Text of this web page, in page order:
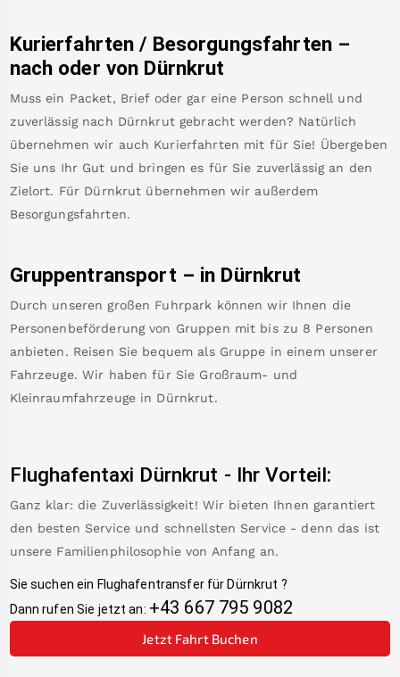
Kurierfahrten / Besorgungsfahrten –
nach oder von Dürnkrut
Muss ein Packet, Brief oder gar eine Person schnell und
zuverlässig nach Dürnkrut gebracht werden? Natürlich
übernehmen wir auch Kurierfahrten mit für Sie! Übergeben
Sie uns Ihr Gut und bringen es für Sie zuverlässig an den
Zielort. Für Dürnkrut übernehmen wir außerdem
Besorgungsfahrten.
Gruppentransport – in Dürnkrut
Durch unseren großen Fuhrpark können wir Ihnen die
Personenbeförderung von Gruppen mit bis zu 8 Personen
anbieten. Reisen Sie bequem als Gruppe in einem unserer
Fahrzeuge. Wir haben für Sie Großraum- und
Kleinraumfahrzeuge in Dürnkrut.
Flughafentaxi Dürnkrut - Ihr Vorteil:
Ganz klar: die Zuverlässigkeit! Wir bieten Ihnen garantiert
den besten Service und schnellsten Service - denn das ist
unsere Familienphilosophie von Anfang an.
Sie suchen ein Flughafentransfer für Dürnkrut ?
Dann rufen Sie jetzt an: +43 667 795 9082
Jetzt Fahrt Buchen